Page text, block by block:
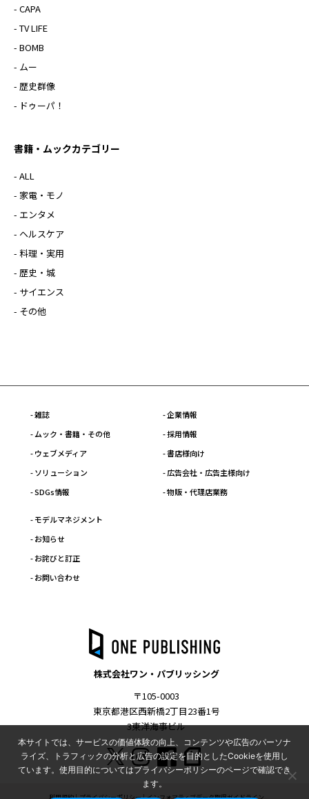
- CAPA
- TV LIFE
- BOMB
- ムー
- 歴史群像
- ドゥーパ！
書籍・ムックカテゴリー
- ALL
- 家電・モノ
- エンタメ
- ヘルスケア
- 料理・実用
- 歴史・城
- サイエンス
- その他
- 雑誌
- ムック・書籍・その他
- ウェブメディア
- ソリューション
- SDGs情報
- 企業情報
- 採用情報
- 書店様向け
- 広告会社・広告主様向け
- 物販・代理店業務
- モデルマネジメント
- お知らせ
- お詫びと訂正
- お問い合わせ
株式会社ワン・パブリッシング
〒105-0003
東京都港区西新橋2丁目23番1号
3東洋海事ビル
利用規約 プライバシーポリシー インフォマティブデータ取得ガイドライン
本サイトでは、サービスの価値体験の向上、コンテンツや広告のパーソナ
ライズ、トラフィックの分析と広告の設定を目的としたCookieを使用し
ています。使用目的についてはプライバシーポリシーのページで確認でき
ます。